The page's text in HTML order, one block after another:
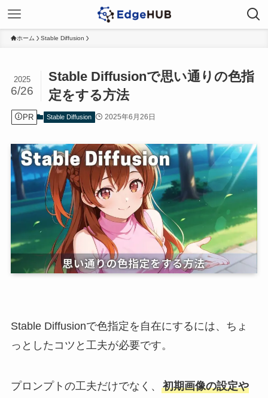
ホーム Stable Diffusion
Stable Diffusionで思い通りの色指
定をする方法
2025
6/26
PR Stable Diffusion 2025年6月26日
Stable Diffusionで色指定を自在にするには、ちょ
っとしたコツと工夫が必要です。
プロンプトの工夫だけでなく、 初期画像の設定や